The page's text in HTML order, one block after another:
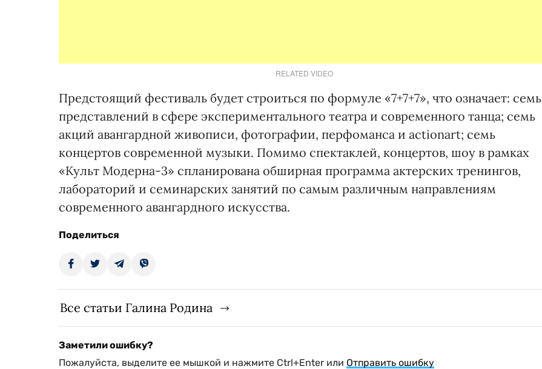
RELATED VIDEO
Предстоящий фестиваль будет строиться по формуле «7+7+7», что означает: семь
представлений в сфере экспериментального театра и современного танца; семь
акций авангардной живописи, фотографии, перфоманса и actionart; семь
концертов современной музыки. Помимо спектаклей, концертов, шоу в рамках
«Культ Модерна-3» спланирована обширная программа актерских тренингов,
лабораторий и семинарских занятий по самым различным направлениям
современного авангардного искусства.
Поделиться
Все статьи Галина Родина
Заметили ошибку?
Пожалуйста, выделите ее мышкой и нажмите Ctrl+Enter или Отправить ошибку